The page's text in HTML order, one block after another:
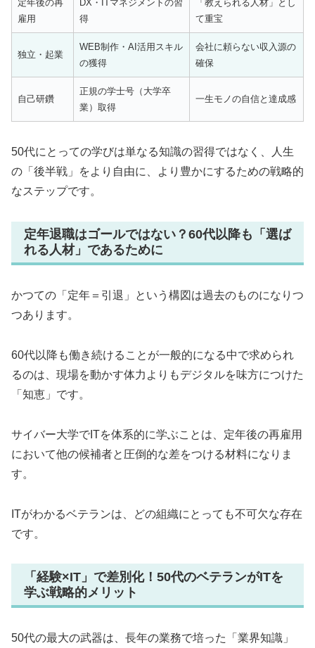
定年後の再
雇用
DX・ITマネジメントの習
得
「教えられる人材」とし
て重宝
独立・起業
WEB制作・AI活用スキル
の獲得
会社に頼らない収入源の
確保
自己研鑽
正規の学士号（大学卒
業）取得
一生モノの自信と達成感
50代にとっての学びは単なる知識の習得ではなく、人生
の「後半戦」をより自由に、より豊かにするための戦略的
なステップです。
定年退職はゴールではない？60代以降も「選ば
れる人材」であるために
かつての「定年＝引退」という構図は過去のものになりつ
つあります。
60代以降も働き続けることが一般的になる中で求められ
るのは、現場を動かす体力よりもデジタルを味方につけた
「知恵」です。
サイバー大学でITを体系的に学ぶことは、定年後の再雇用
において他の候補者と圧倒的な差をつける材料になりま
す。
ITがわかるベテランは、どの組織にとっても不可欠な存在
です。
「経験×IT」で差別化！50代のベテランがITを
学ぶ戦略的メリット
50代の最大の武器は、長年の業務で培った「業界知識」